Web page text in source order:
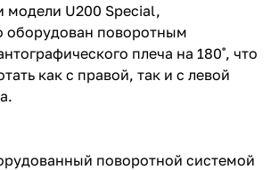
модели U200 Special,
оборудован поворотным
плеча на 180˚, что
как с правой, так и с левой
поворотной системой